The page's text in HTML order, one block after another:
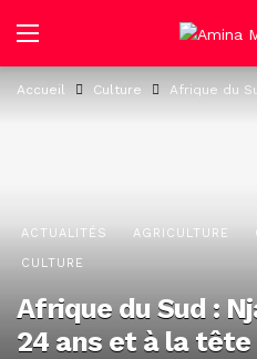
Accueil Culture Afrique du
ACTUALITÉS AGRICULTURE
CULTURE
Afrique du Sud :
24 ans et à la